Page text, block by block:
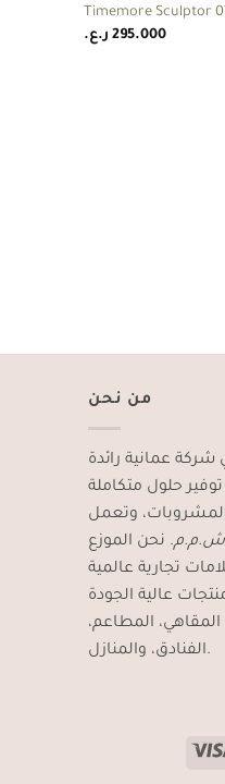
Timemore Sculptor
295.000 ر.ع.
من نحن
شركة عمانية رائدة
حلول متكاملة
وتعمل
ش.م.م. نحن الموزع
تجارية عالمية
عالية الجودة
المقاهي، المطاعم،
الفنادق، والمنازل.